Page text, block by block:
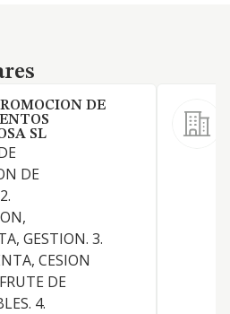
DE
SL
DE
GESTION. 3.
CESION
DE
4.